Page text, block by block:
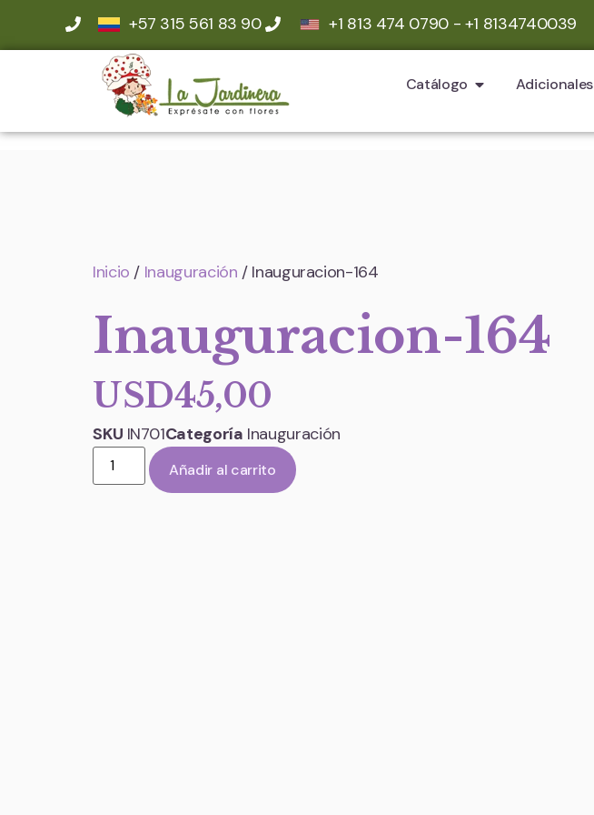
+57 315 561 83 90 +1 813 474 0790 - +1 8134740039
Catálogo Adicionales
Inicio / Inauguración / Inauguracion-164
Inauguracion-164
USD45,00
SKU IN701Categoría Inauguración
Añadir al carrito